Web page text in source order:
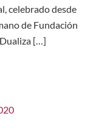
celebrado desde
de Fundación
[…]